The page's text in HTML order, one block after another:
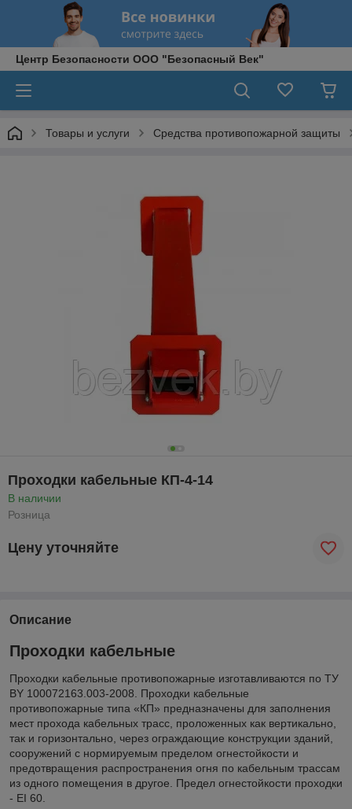
Центр Безопасности ООО "Безопасный Век"
Товары и услуги Средства противопожарной защиты
Проходки кабельные КП-4-14
В наличии
Розница
Цену уточняйте
Описание
Проходки кабельные
Проходки кабельные противопожарные изготавливаются по ТУ
BY 100072163.003-2008. Проходки кабельные
противопожарные типа «КП» предназначены для заполнения
мест прохода кабельных трасс, проложенных как вертикально,
так и горизонтально, через ограждающие конструкции зданий,
сооружений с нормируемым пределом огнестойкости и
предотвращения распространения огня по кабельным трассам
из одного помещения в другое. Предел огнестойкости проходки
- ЕI 60.